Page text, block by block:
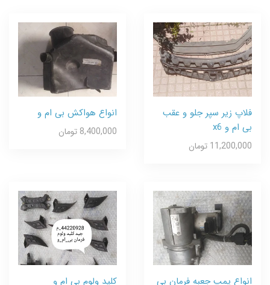
فلاپ زیر سپر جلو و عقب
بی ام و x6
11,200,000 تومان
انواع هواکش بی ام و
8,400,000 تومان
انواع پمپ جعبه فرمان بی
کلید ولوم بی ام و